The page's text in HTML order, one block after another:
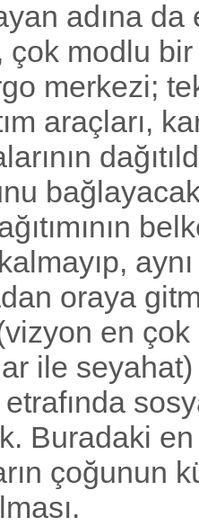
adına da
çok modlu
merkezi;
araçları,
oraya
en
ile seyahat)
Buradaki
çoğunun